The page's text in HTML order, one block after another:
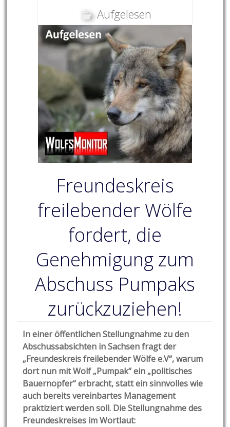
Aufgelesen
Freundeskreis
freilebender Wölfe
fordert, die
Genehmigung zum
Abschuss Pumpaks
zurückzuziehen!
In einer öffentlichen Stellungnahme zu den
Abschussabsichten in Sachsen fragt der
„Freundeskreis freilebender Wölfe e.V“, warum
dort nun mit Wolf „Pumpak“ ein „politisches
Bauernopfer“ erbracht, statt ein sinnvolles wie
auch bereits vereinbartes Management
praktiziert werden soll. Die Stellungnahme des
Freundeskreises im Wortlaut: